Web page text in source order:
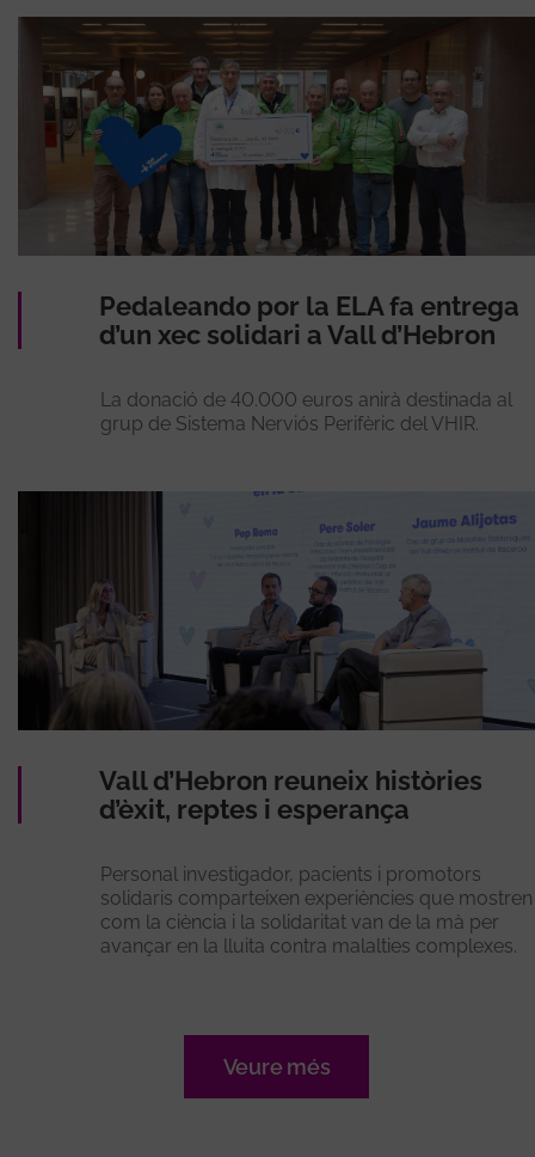
Pedaleando por la ELA fa entrega
d’un xec solidari a Vall d’Hebron
La donació de 40.000 euros anirà destinada al
grup de Sistema Nerviós Perifèric del VHIR.
Vall d’Hebron reuneix històries
d’èxit, reptes i esperança
Personal investigador, pacients i promotors
solidaris comparteixen experiències que mostren
com la ciència i la solidaritat van de la mà per
avançar en la lluita contra malalties complexes.
Veure més